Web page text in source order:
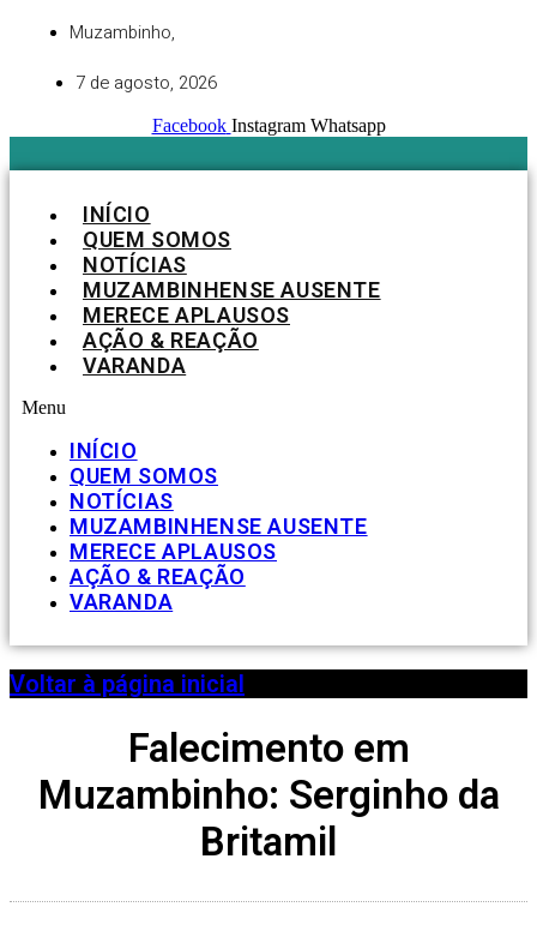
conteúdo
Muzambinho,
7 de agosto, 2026
Facebook Instagram Whatsapp
INÍCIO
QUEM SOMOS
NOTÍCIAS
MUZAMBINHENSE AUSENTE
MERECE APLAUSOS
AÇÃO & REAÇÃO
VARANDA
Menu
INÍCIO
QUEM SOMOS
NOTÍCIAS
MUZAMBINHENSE AUSENTE
MERECE APLAUSOS
AÇÃO & REAÇÃO
VARANDA
Voltar à página inicial
Falecimento em
Muzambinho: Serginho da
Britamil